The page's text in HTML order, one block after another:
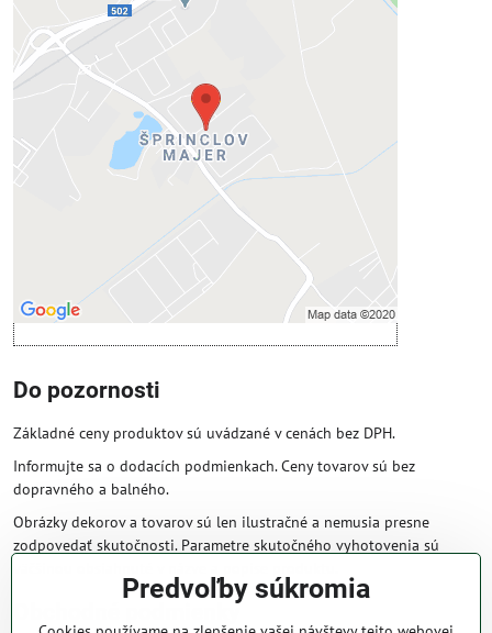
Externý obsah je blokovaný
Prajete si načítať externý obsah?
Povoliť tentokrát
Povoliť a zapamätať - súhlas s druhom
cookie: Funkčné
Otvoriť obsah v novom okne
Do pozornosti
Základné ceny produktov sú uvádzané v cenách bez DPH.
Informujte sa o dodacích podmienkach. Ceny tovarov sú bez
dopravného a balného.
Obrázky dekorov a tovarov sú len ilustračné a nemusia presne
zodpovedať skutočnosti. Parametre skutočného vyhotovenia sú
Obchodné podmienky
Predvoľby súkromia